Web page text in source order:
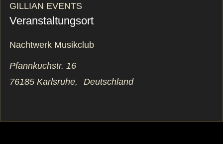
Veranstaltungsort
Nachtwerk Musikclub
Pfannkuchstr. 16
76185 Karlsruhe, Deutschland
GILLIAN EVENTS